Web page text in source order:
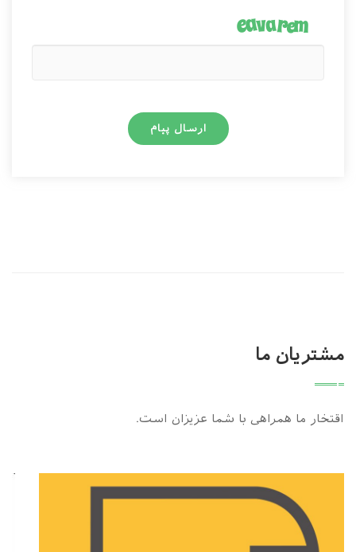
ارسال پیام
مشتریان ما
اقتخار ما همراهی با شما عزیزان است.